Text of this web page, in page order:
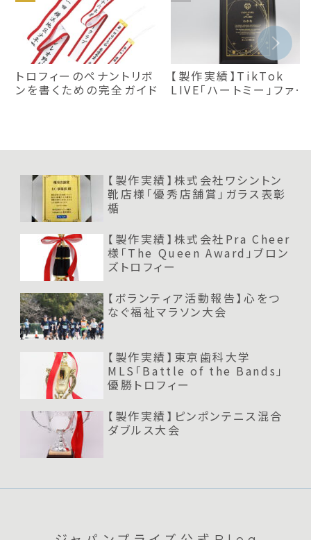
トロフィーのペナントリボ
ンを書くための完全ガイド
【製作実績】TikTok
LIVE「ハートミー」ファン
【製作実績】株式会社ワシントン
靴店様「優秀店舗賞」ガラス表彰
楯
【製作実績】株式会社Pra Cheer
様「The Queen Award」ブロン
ズトロフィー
【ボランティア活動報告】心をつ
なぐ福祉マラソン大会
【製作実績】東京歯科大学
MLS「Battle of the Bands」
優勝トロフィー
【製作実績】ピンポンテニス混合
ダブルス大会